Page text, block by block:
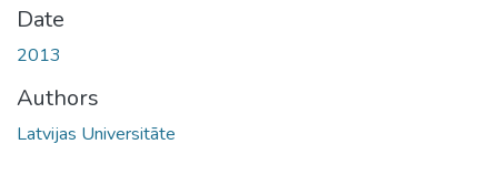
Date
2013
Authors
Latvijas Universitāte